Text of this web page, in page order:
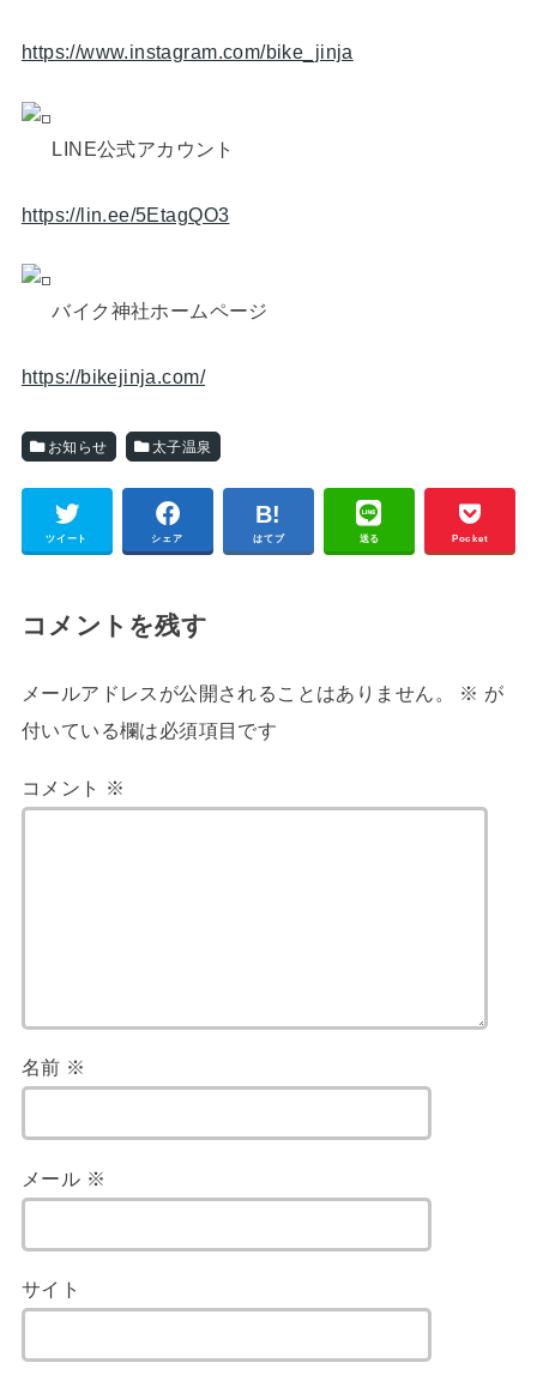
https://www.instagram.com/bike_jinja
LINE公式アカウント
https://lin.ee/5EtagQO3
バイク神社ホームページ
https://bikejinja.com/
お知らせ 太子温泉
ツイート シェア はてブ 送る Pocket
コメントを残す
メールアドレスが公開されることはありません。 ※ が
付いている欄は必須項目です
コメント ※
名前 ※
メール ※
サイト